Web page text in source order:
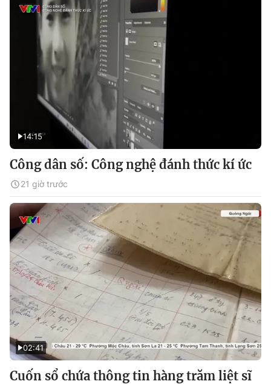
14:15
Công dân số: Công nghệ đánh thức kí ức
21 giờ trước
02:41
Cuốn sổ chứa thông tin hàng trăm liệt sĩ